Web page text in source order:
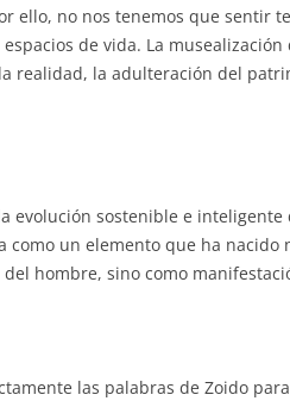
ello, no nos tenemos que sentir
de vida. La musealización
realidad, la adulteración del
evolución sostenible e inteligente
un elemento que ha nacido
hombre, sino como
las palabras de Zoido